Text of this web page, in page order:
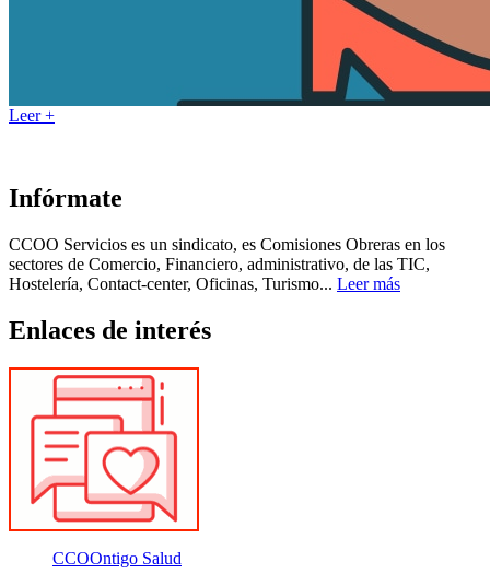
Leer +
Infórmate
CCOO Servicios es un sindicato, es Comisiones Obreras en los
sectores de Comercio, Financiero, administrativo, de las TIC,
Hostelería, Contact-center, Oficinas, Turismo... Leer más
Enlaces de interés
CCOOntigo Salud